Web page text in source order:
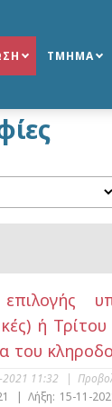
ΤΜΗΜΑ
επιλογής
ή
του
11:32 |
| Λήξη: 15-11-